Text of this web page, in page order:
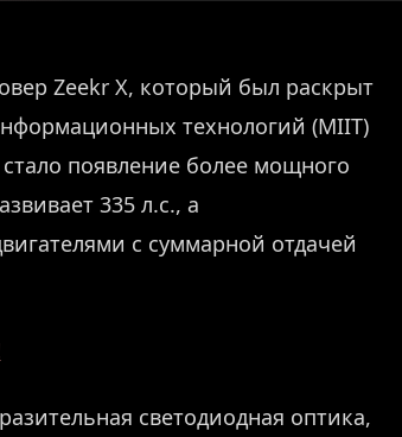
Zeekr X, который был раскрыт
технологий (MIIT)
появление более мощного
335 л.с., а
с суммарной отдачей
светодиодная оптика,